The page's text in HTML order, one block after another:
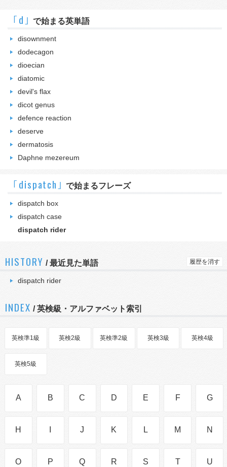
｢d｣ で始まる英単語
disownment
dodecagon
dioecian
diatomic
devil's flax
dicot genus
defence reaction
deserve
dermatosis
Daphne mezereum
｢dispatch｣ で始まるフレーズ
dispatch box
dispatch case
dispatch rider
HISTORY /最近見た単語 履歴を消す
dispatch rider
INDEX / 英検級・アルファベット索引
英検準1級 英検2級 英検準2級 英検3級 英検4級
英検5級
A B C D E F G
H J K L M N
O P Q R S T U